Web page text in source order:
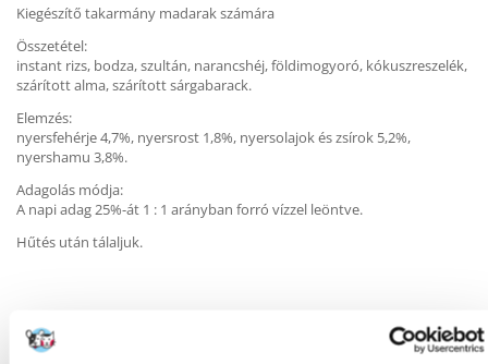
Kiegészítő takarmány madarak számára
Összetétel:
instant rizs, bodza, szultán, narancshéj, földimogyoró, kókuszreszelék,
szárított alma, szárított sárgabarack.
Elemzés:
nyersfehérje 4,7%, nyersrost 1,8%, nyersolajok és zsírok 5,2%,
nyershamu 3,8%.
Adagolás módja:
A napi adag 25%-át 1 : 1 arányban forró vízzel leöntve.
Hűtés után tálaljuk.